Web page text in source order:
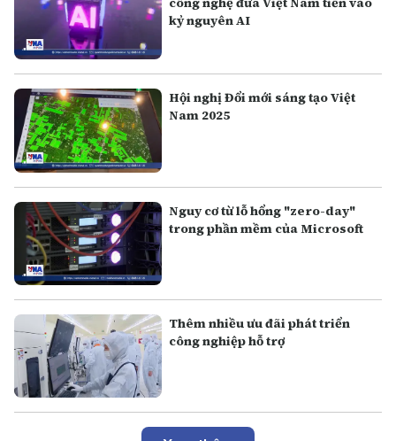
kỷ nguyên AI
Hội nghị Đổi mới sáng tạo Việt
Nam 2025
Nguy cơ từ lỗ hổng "zero-day"
trong phần mềm của Microsoft
Thêm nhiều ưu đãi phát triển
công nghiệp hỗ trợ